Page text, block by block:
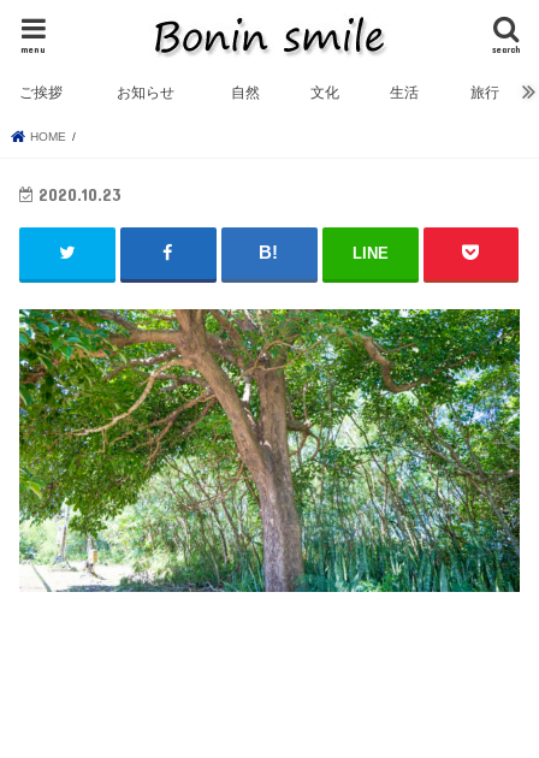
search
menu
ご挨拶 お知らせ 自然 文化 生活 旅行
HOME
2020.10.23
LINE